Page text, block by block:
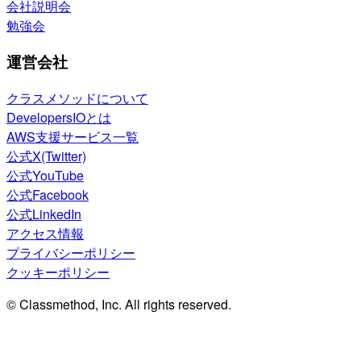
会社説明会
勉強会
運営会社
クラスメソッドについて
DevelopersIOとは
AWS支援サービス一覧
公式X(Twitter)
公式YouTube
公式Facebook
公式LinkedIn
アクセス情報
プライバシーポリシー
クッキーポリシー
© Classmethod, Inc. All rights reserved.